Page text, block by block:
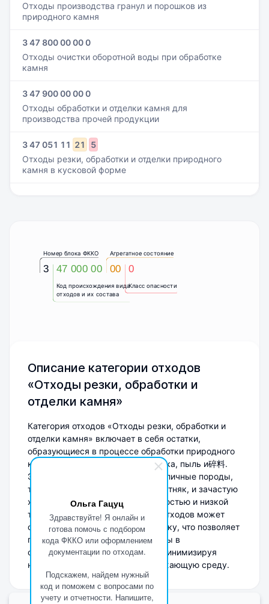
Ольга Гацуц
Здравствуйте! Я онлайн и
готова помочь с подбором
кода ФККО или оформлением
документации по отходам.
Подскажем, найдем нужный
код и поможем с вопросами по
учету и отчетности. Напишите,
Отходы производства гранул и порошков из
природного камня
3 47 800 00 00 0
Отходы очистки оборотной воды при обработке
камня
3 47 900 00 00 0
Отходы обработки и отделки камня для
производства прочей продукции
347 051 11 21
5
Отходы резки, обработки и отделки природного
камня в кусковой форме
3
Номер блока ФККО
Код происхождения вида
отходов и их состава
47 000 00
Агрегатное состояние
00
Класс опасности
0
Описание категории отходов
«Отходы резки, обработки и
отделки камня»
Категория отходов «Отходы резки, обработки и
отделки камня» включает в себя остатки,
образующиеся в процессе обработки природного
камня, такие как обрезки, стружка, пыль и碎料.
Эти отходы могут содержать различные породы,
такие как гранит, мрамор и известняк, и зачастую
характеризуются высокой прочностью и низкой
токсичностью. Утилизация этих отходов может
осуществляться через переработку, что позволяет
повторно использовать материалы в
строительстве и производстве, минимизируя
негативное воздействие на окружающую среду.